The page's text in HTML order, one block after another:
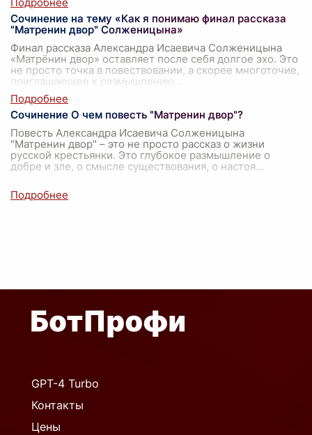
Сочинение на тему «Как я понимаю финал рассказа
"Матренин двор" Солженицына»
Финал рассказа Александра Исаевича Солженицына
«Матрёнин двор» оставляет после себя долгое эхо. Это
не просто точка в повествовании, а скорее многоточие,
приглашающее к размышлению
Сочинение О чем повесть "Матренин двор"?
Повесть Александра Исаевича Солженицына
"Матренин двор" – это не просто рассказ о жизни
русской крестьянки. Это глубокое размышление о
добре и зле, о смысле существования, о настоя...
GPT-4 Turbo
Контакты
Цены